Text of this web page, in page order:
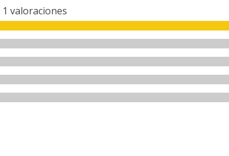
1 valoraciones